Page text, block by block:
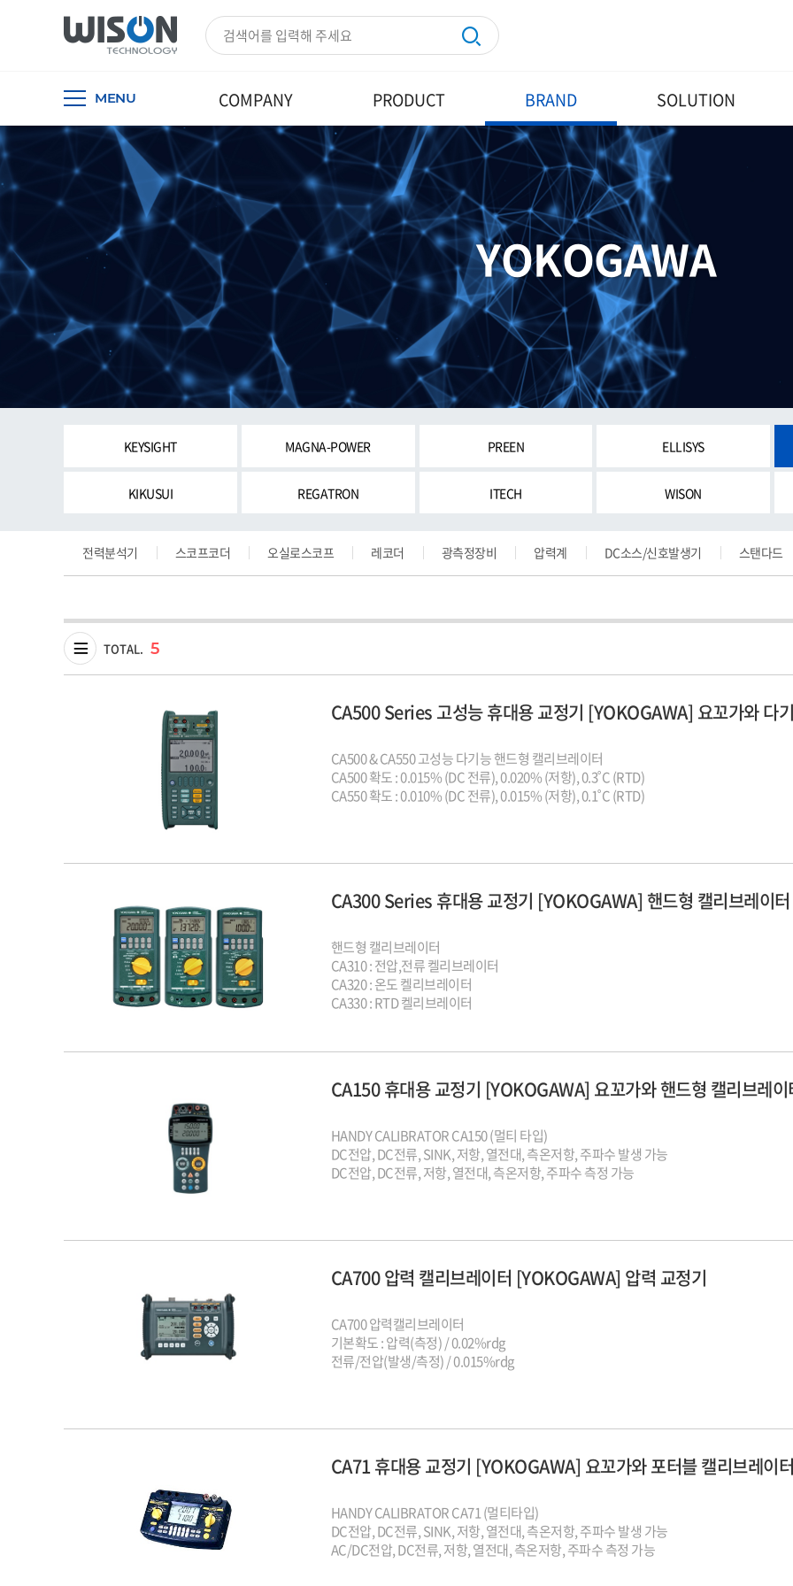
MENU COMPANY PRODUCT BRAND SOLUTION
YOKOGAWA
KEYSIGHT MAGNA-POWER PREEN ELLISYS
KIKUSUI REGATRON ITECH WISON
전력분석기 스코프코더 오실로스코프 레코더 광측정장비 압력계 DC소스/신호발생기 스탠다드
TOTAL. 5
CA500 Series 고성능 휴대용 교정기 [YOKOGAWA] 요꼬가와 다
CA500 & CA550 고성능 다기능 핸드형 캘리브레이터
CA500 확도 : 0.015% (DC 전류), 0.020% (저항), 0.3˚C (RTD)
CA550 확도 : 0.010% (DC 전류), 0.015% (저항), 0.1˚C (RTD)
CA300 Series 휴대용 교정기 [YOKOGAWA] 핸드형 캘리브레이터
핸드형 캘리브레이터
CA310 : 전압,전류 켈리브레이터
CA320 : 온도 켈리브레이터
CA330 : RTD 켈리브레이터
CA150 휴대용 교정기 [YOKOGAWA] 요꼬가와 핸드형 캘리브레이
HANDY CALIBRATOR CA150 (멀티 타입)
DC전압, DC전류, SINK, 저항, 열전대, 측온저항, 주파수 발생 가능
DC전압, DC전류, 저항, 열전대, 측온저항, 주파수 측정 가능
CA700 압력 캘리브레이터 [YOKOGAWA] 압력 교정기
CA700 압력캘리브레이터
기본확도 : 압력(측정) / 0.02%rdg
전류/전압(발생/측정) / 0.015%rdg
CA71 휴대용 교정기 [YOKOGAWA] 요꼬가와 포터블 캘리브레이터
HANDY CALIBRATOR CA71 (멀티타입)
DC전압, DC전류, SINK, 저항, 열전대, 측온저항, 주파수 발생 가능
AC/DC전압, DC전류, 저항, 열전대, 측온저항, 주파수 측정 가능